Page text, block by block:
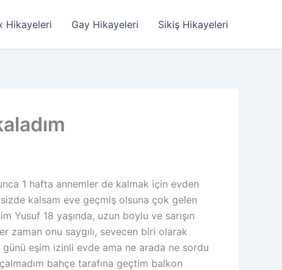
Hikayeleri Gay Hikayeleri Sikiş Hikayeleri
1 hafta annemler de kalmak için evden
kalsam eve geçmiş olsuna çok gelen
Yusuf 18 yaşında, uzun boylu ve sarışın
zaman onu saygılı, sevecen biri olarak
eşim izinli evde ama ne arada ne sordu
bahçe tarafına geçtim balkon